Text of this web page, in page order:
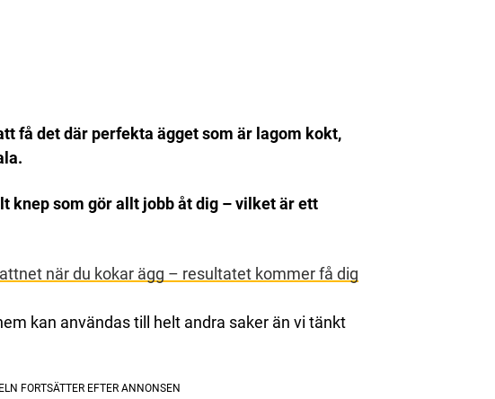
få det där perfekta ägget som är lagom kokt,
knep som gör allt jobb åt dig – vilket är ett
när du kokar ägg – resultatet kommer få dig
kan användas till helt andra saker än vi tänkt